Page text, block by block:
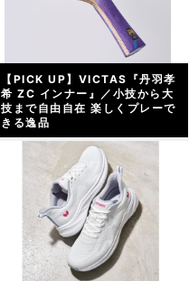
【PICK UP】VICTAS『丹羽孝
希 ZC インナー』／小技から大
技まで自由自在 楽しくプレーで
きる逸品
アーカイブ |